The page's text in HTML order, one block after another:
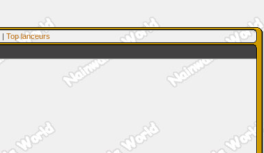
| Top lanceurs